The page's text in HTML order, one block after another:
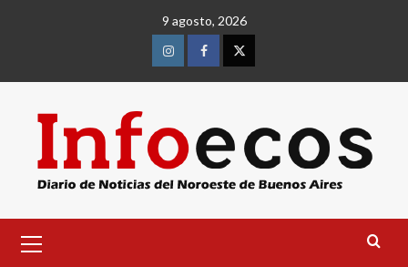
9 agosto, 2026
InstagramFacebookTwitter
primario